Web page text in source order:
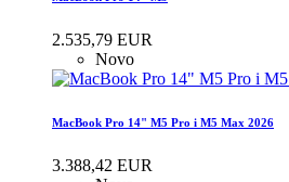
2.535,79 EUR
Novo
MacBook Pro 14" M5 Pro i M5 Max 2026
3.388,42 EUR